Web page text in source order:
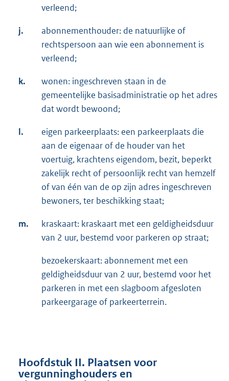
verleend;
j.
abonnementhouder: de natuurlijke of
rechtspersoon aan wie een abonnement is
verleend;
k.
wonen: ingeschreven staan in de
gemeentelijke basisadministratie op het adres
dat wordt bewoond;
l.
eigen parkeerplaats: een parkeerplaats die
aan de eigenaar of de houder van het
voertuig, krachtens eigendom, bezit, beperkt
zakelijk recht of persoonlijk recht van hemzelf
of van één van de op zijn adres ingeschreven
bewoners, ter beschikking staat;
m.
kraskaart: kraskaart met een geldigheidsduur
van 2 uur, bestemd voor parkeren op straat;
bezoekerskaart: abonnement met een
geldigheidsduur van 2 uur, bestemd voor het
parkeren in met een slagboom afgesloten
parkeergarage of parkeerterrein.
Hoofdstuk II. Plaatsen voor
vergunninghouders en